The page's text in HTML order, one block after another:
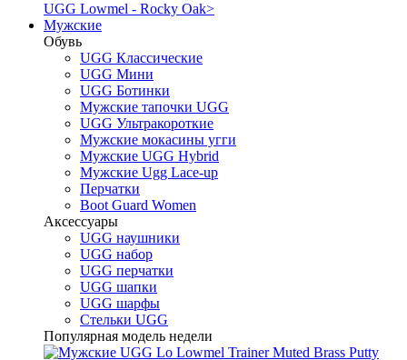
UGG Lowmel - Rocky Oak>
Мужские
Обувь
UGG Классические
UGG Мини
UGG Ботинки
Мужские тапочки UGG
UGG Ультракороткие
Мужские мокасины угги
Мужские UGG Hybrid
Мужские Ugg Lace-up
Перчатки
Boot Guard Women
Аксессуары
UGG наушники
UGG набор
UGG перчатки
UGG шапки
UGG шарфы
Стельки UGG
Популярная модель недели